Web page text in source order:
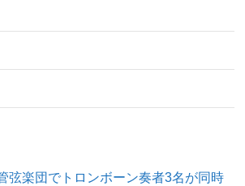
弦楽団でトロンボーン奏者3名が同時